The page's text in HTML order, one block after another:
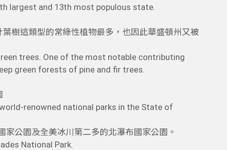
largest and 13th most populous state.
樹這類型的常綠性植物最多，也因此華盛頓州又被
trees. One of the most notable contributing
green forests of pine and fir trees.
renowned national parks in the State of
公園及全美冰川第二多的北瀑布國家公園。
National Park.